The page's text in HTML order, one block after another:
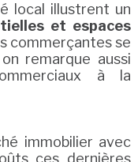
local illustrent un
et espaces
commerçantes se
remarque aussi
à la
immobilier avec
ces dernières